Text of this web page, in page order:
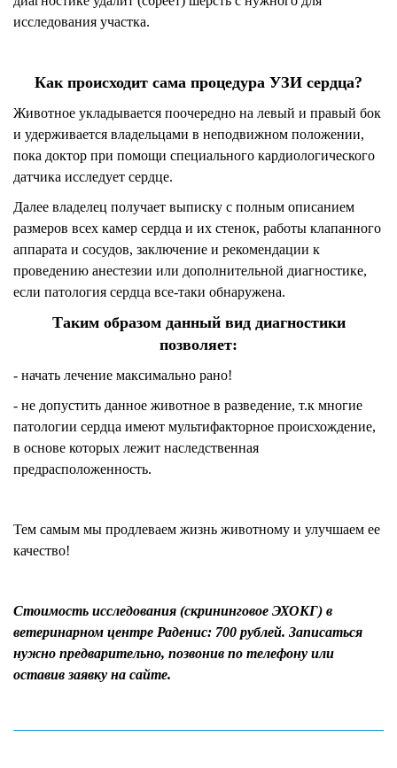
исследования участка.
Как происходит сама процедура УЗИ сердца?
Животное укладывается поочередно на левый и правый бок
и удерживается владельцами в неподвижном положении,
пока доктор при помощи специального кардиологического
датчика исследует сердце.
Далее владелец получает выписку с полным описанием
размеров всех камер сердца и их стенок, работы клапанного
аппарата и сосудов, заключение и рекомендации к
проведению анестезии или дополнительной диагностике,
если патология сердца все-таки обнаружена.
Таким образом данный вид диагностики
позволяет:
- начать лечение максимально рано!
- не допустить данное животное в разведение, т.к многие
патологии сердца имеют мультифакторное происхождение,
в основе которых лежит наследственная
предрасположенность.
Тем самым мы продлеваем жизнь животному и улучшаем ее
качество!
Стоимость исследования (скрининговое ЭХОКГ) в
ветеринарном центре Раденис: 700 рублей. Записаться
нужно предварительно, позвонив по телефону или
оставив заявку на сайте.